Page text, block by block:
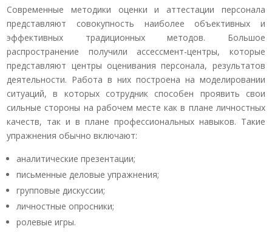
Современные методики оценки и аттестации персонала
представляют совокупность наиболее объективных и
эффективных традиционных методов. Большое
распространение получили ассессмент-центры, которые
представляют центры оценивания персонала, результатов
деятельности. Работа в них построена на моделировании
ситуаций, в которых сотрудник способен проявить свои
сильные стороны на рабочем месте как в плане личностных
качеств, так и в плане профессиональных навыков. Такие
упражнения обычно включают:
аналитические презентации;
письменные деловые упражнения;
групповые дискуссии;
личностные опросники;
ролевые игры.